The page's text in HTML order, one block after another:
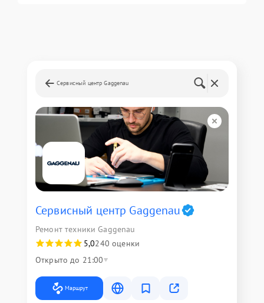
Сервисный центр Gaggenau
Сервисный центр Gaggenau
Ремонт техники Gaggenau
5,0240 оценки
Открыто до 21:00
Маршрут